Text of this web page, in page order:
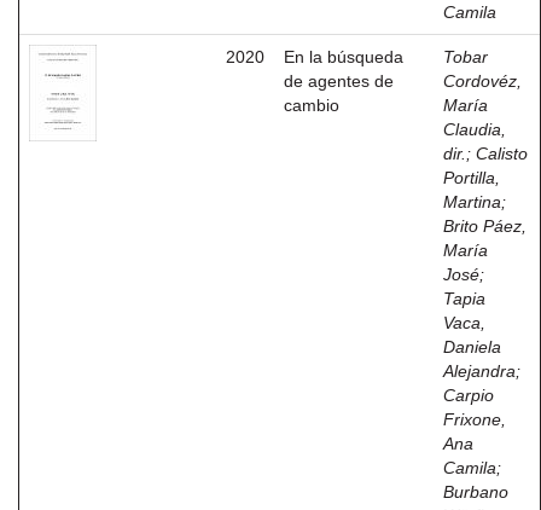
Camila
2020
En la búsqueda
de agentes de
cambio
Tobar
Cordovéz,
María
Claudia,
dir. ; Calisto
Portilla,
Martina;
Brito Páez,
María
José;
Tapia
Vaca,
Daniela
Alejandra;
Carpio
Frixone,
Ana
Camila;
Burbano